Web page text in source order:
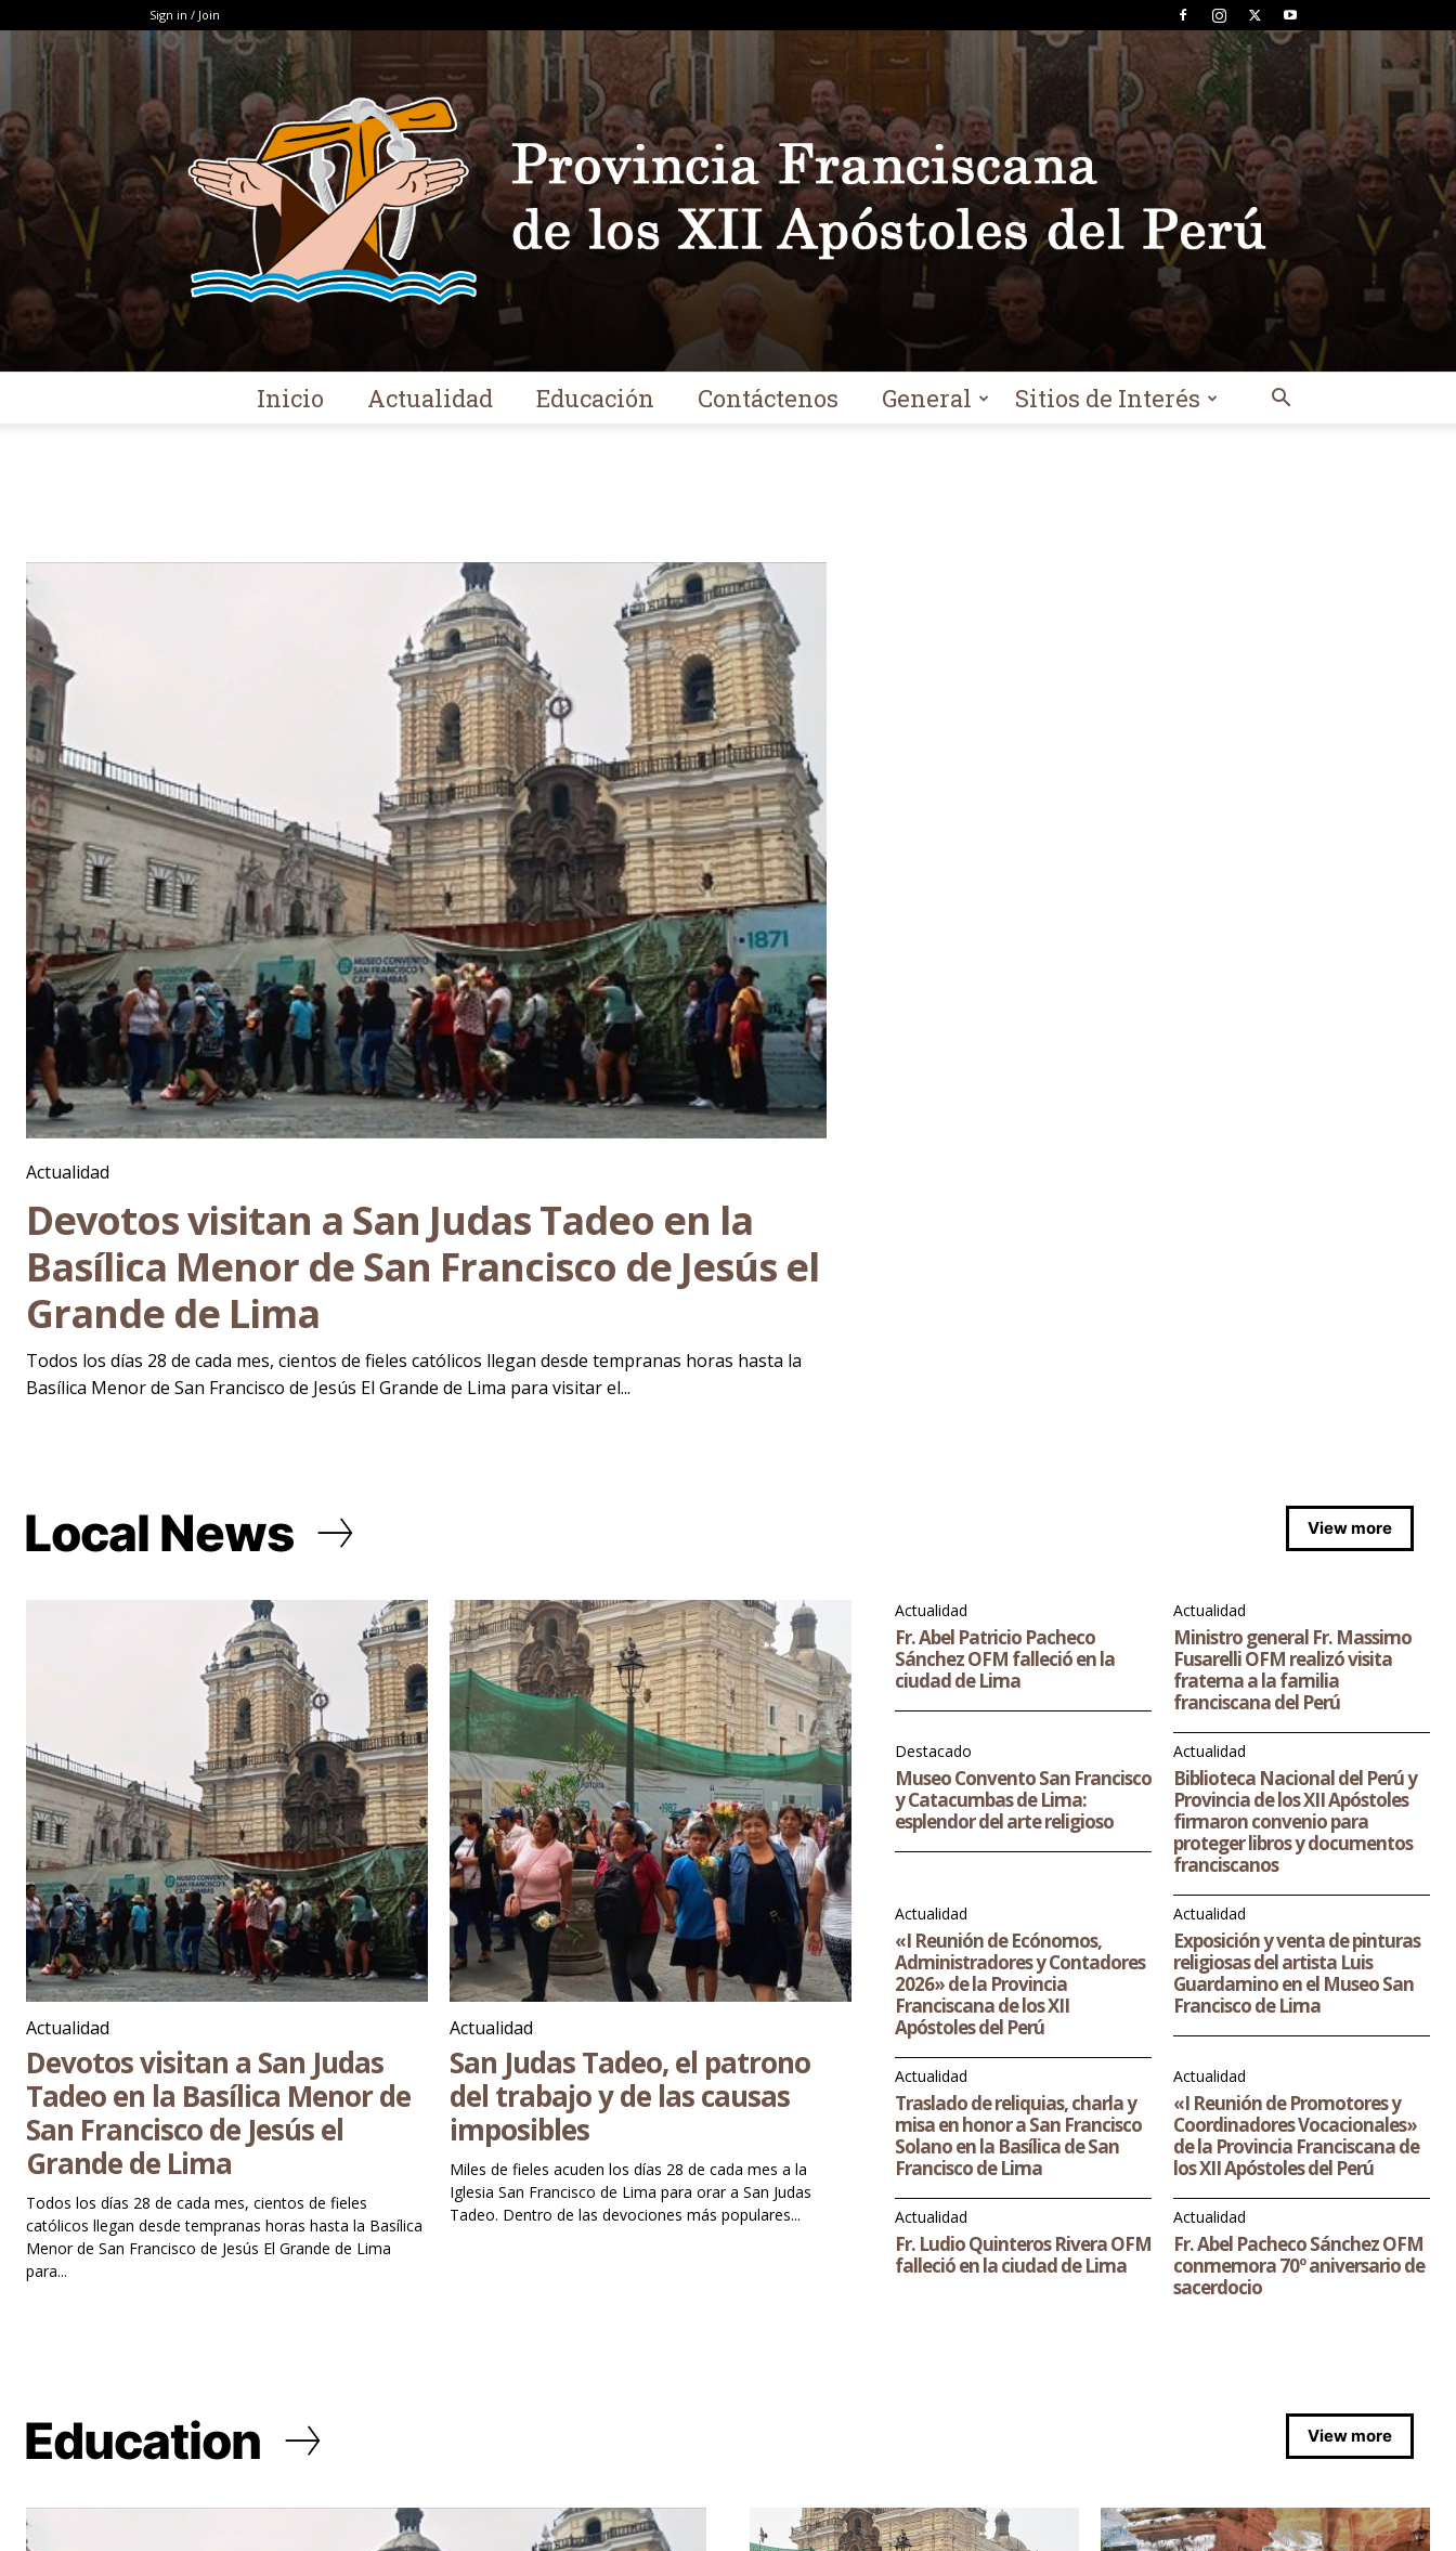
Sign in / Join
Inicio Actualidad Educación Contáctenos General Sitios de Interés
Actualidad
Devotos visitan a San Judas Tadeo en la
Basílica Menor de San Francisco de Jesús el
Grande de Lima
Todos los días 28 de cada mes, cientos de fieles católicos llegan desde tempranas horas hasta la
Basílica Menor de San Francisco de Jesús El Grande de Lima para visitar el...
Local News View more
Actualidad
Devotos visitan a San Judas
Tadeo en la Basílica Menor de
San Francisco de Jesús el
Grande de Lima
Todos los días 28 de cada mes, cientos de fieles
católicos llegan desde tempranas horas hasta la Basílica
Menor de San Francisco de Jesús El Grande de Lima
para...
Actualidad
San Judas Tadeo, el patrono
del trabajo y de las causas
imposibles
Miles de fieles acuden los días 28 de cada mes a la
Iglesia San Francisco de Lima para orar a San Judas
Tadeo. Dentro de las devociones más populares...
Actualidad
Fr. Abel Patricio Pacheco
Sánchez OFM falleció en la
ciudad de Lima
Actualidad
Ministro general Fr. Massimo
Fusarelli OFM realizó visita
fraterna a la familia
franciscana del Perú
Destacado
Museo Convento San Francisco
y Catacumbas de Lima:
esplendor del arte religioso
Actualidad
Biblioteca Nacional del Perú y
Provincia de los XII Apóstoles
firmaron convenio para
proteger libros y documentos
franciscanos
Actualidad
«I Reunión de Ecónomos,
Administradores y Contadores
2026» de la Provincia
Franciscana de los XII
Apóstoles del Perú
Actualidad
Exposición y venta de pinturas
religiosas del artista Luis
Guardamino en el Museo San
Francisco de Lima
Actualidad
Traslado de reliquias, charla y
misa en honor a San Francisco
Solano en la Basílica de San
Francisco de Lima
Actualidad
«I Reunión de Promotores y
Coordinadores Vocacionales»
de la Provincia Franciscana de
los XII Apóstoles del Perú
Actualidad
Fr. Ludio Quinteros Rivera OFM
falleció en la ciudad de Lima
Actualidad
Fr. Abel Pacheco Sánchez OFM
conmemora 70º aniversario de
sacerdocio
Education View more